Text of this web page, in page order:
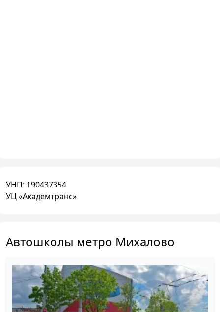
УНП: 190437354
УЦ «Академтранс»
Автошколы метро Михалово